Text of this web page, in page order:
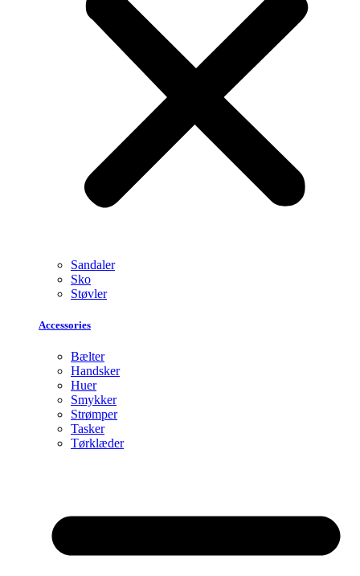
Sandaler
Sko
Støvler
Accessories
Bælter
Handsker
Huer
Smykker
Strømper
Tasker
Tørklæder